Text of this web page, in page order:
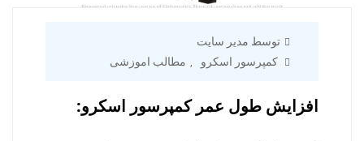
توسط مدیر سایت
کمپرسور اسکرو
, مطالب اموزشی
افزایش طول عمر کمپرسور اسکرو: